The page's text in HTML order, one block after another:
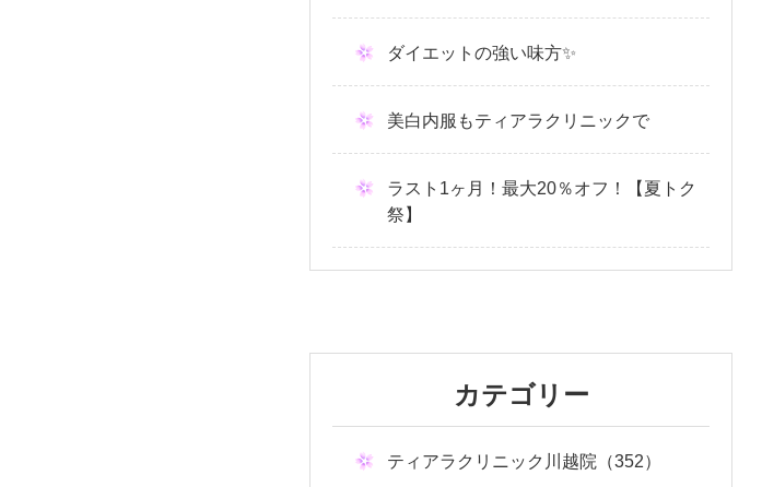
ダイエットの強い味方✨
美白内服もティアラクリニックで
ラスト1ヶ月！最大20％オフ！【夏トク
祭】
カテゴリー
ティアラクリニック川越院（352）